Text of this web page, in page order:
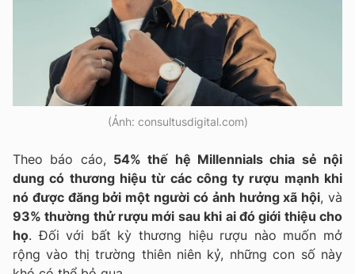
(Ảnh: consultusdigital.com)
Theo báo cáo, 54% thế hệ Millennials chia sẻ nội
dung có thương hiệu từ các công ty rượu mạnh khi
nó được đăng bởi một người có ảnh hưởng xã hội, và
93% thường thử rượu mới sau khi ai đó giới thiệu cho
họ. Đối với bất kỳ thương hiệu rượu nào muốn mở
rộng vào thị trường thiên niên kỷ, những con số này